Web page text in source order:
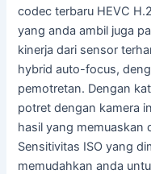
codec terbaru HEVC
yang anda ambil juga
kinerja dari sensor
hybrid auto-focus,
pemotretan. Dengan
potret dengan kamera
hasil yang memuaskan
Sensitivitas ISO yang
memudahkan anda